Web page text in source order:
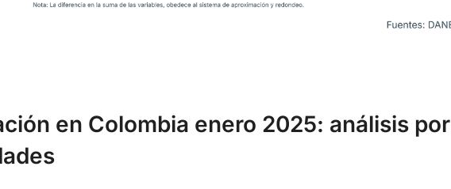
en Colombia enero 2025: análisis por